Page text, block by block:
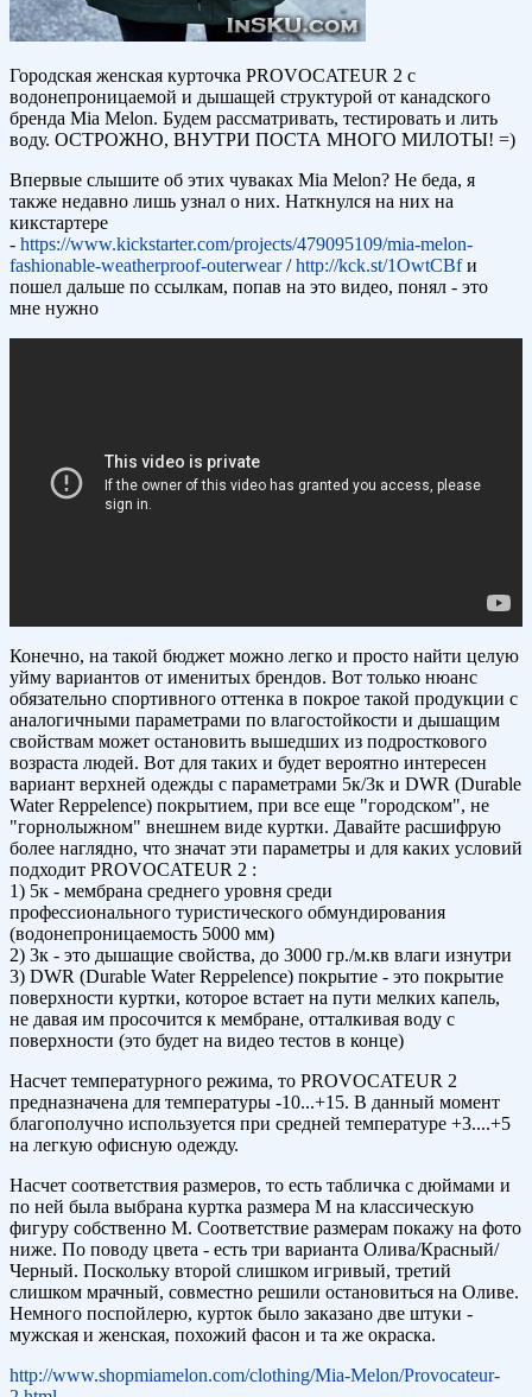
Городская женская курточка PROVOCATEUR 2 с
водонепроницаемой и дышащей структурой от канадского
бренда Mia Melon. Будем рассматривать, тестировать и лить
воду. ОСТРОЖНО, ВНУТРИ ПОСТА МНОГО МИЛОТЫ! =)
Впервые слышите об этих чуваках Mia Melon? Не беда, я
также недавно лишь узнал о них. Наткнулся на них на
кикстартере
- https://www.kickstarter.com/projects/479095109/mia-melon-
fashionable-weatherproof-outerwear/http://kck.st/1OwtCBfи
пошел дальше по ссылкам, попав на это видео, понял - это
мне нужно
Конечно, на такой бюджет можно легко и просто найти целую
уйму вариантов от именитых брендов. Вот только нюанс
обязательно спортивного оттенка в покрое такой продукции с
аналогичными параметрами по влагостойкости и дышащим
свойствам может остановить вышедших из подросткового
возраста людей. Вот для таких и будет вероятно интересен
вариант верхней одежды с параметрами 5к/3к и DWR (Durable
Water Reppelence) покрытием, при все еще "городском", не
"горнолыжном" внешнем виде куртки. Давайте расшифрую
более наглядно, что значат эти параметры и для каких условий
подходит PROVOCATEUR 2 :
1) 5к - мембрана среднего уровня среди
профессионального туристического обмундирования
(водонепроницаемость 5000 мм)
2) 3к - это дышащие свойства, до 3000 гр./м.кв влаги изнутри
3) DWR (Durable Water Reppelence) покрытие - это покрытие
поверхности куртки, которое встает на пути мелких капель,
не давая им просочится к мембране, отталкивая воду с
поверхности (это будет на видео тестов в конце)
Насчет температурного режима, то PROVOCATEUR 2
предназначена для температуры -10...+15. В данный момент
благополучно используется при средней температуре +3....+5
на легкую офисную одежду.
Насчет соответствия размеров, то есть табличка с дюймами и
по ней была выбрана куртка размера М на классическую
фигуру собственно М. Соответствие размерам покажу на фото
ниже. По поводу цвета - есть три варианта Олива/Красный/
Черный. Поскольку второй слишком игривый, третий
слишком мрачный, совместно решили остановиться на Оливе.
Немного поспойлерю, курток было заказано две штуки -
мужская и женская, похожий фасон и та же окраска.
http://www.shopmiamelon.com/clothing/Mia-Melon/Provocateur-